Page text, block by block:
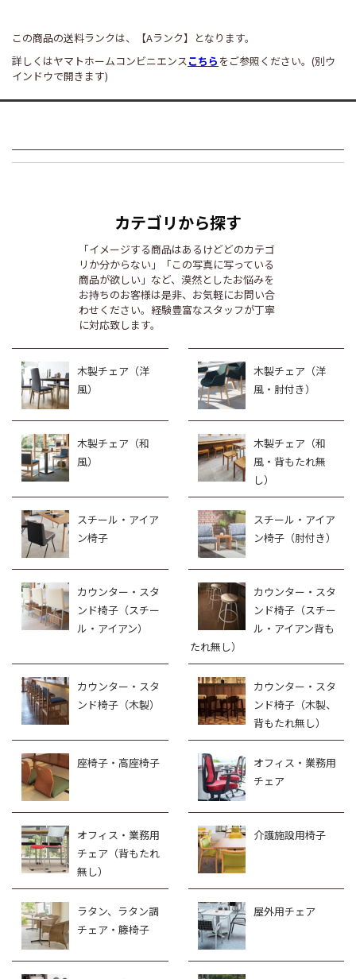
この商品の送料ランクは、【Aランク】となります。
詳しくはヤマトホームコンビニエンスこちら をご参照ください。(別ウ
インドウで開きます)
カテゴリから探す
「イメージする商品はあるけどどのカテゴ
リか分からない」「この写真に写っている
商品が欲しい」など、漠然としたお悩みを
お持ちのお客様は是非、お気軽にお問い合
わせください。経験豊富なスタッフが丁寧
に対応致します。
木製チェア（洋
風）
木製チェア（洋
風・肘付き）
木製チェア（和
風）
木製チェア（和
風・背もたれ無
し）
スチール・アイア
ン椅子
スチール・アイア
ン椅子（肘付き）
カウンター・スタ
ンド椅子（スチー
ル・アイアン）
カウンター・スタ
ンド椅子（スチー
ル・アイアン背も
たれ無し）
カウンター・スタ
ンド椅子（木製）
カウンター・スタ
ンド椅子（木製、
背もたれ無し）
座椅子・高座椅子
オフィス・業務用
チェア
オフィス・業務用
チェア（背もたれ
無し）
介護施設用椅子
ラタン、ラタン調
チェア・籐椅子
屋外用チェア